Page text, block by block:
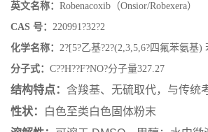
英文名称： Robenacoxib（Onsior/Robexera）
CAS 号： 220991?32?2
化学名称： 2?[5?乙基?2?(2,3,5,6?四氟苯氨基)
分子式： C??H??F?NO?分子量327.27
结构特点： 含羧基、无硫取代，与传统
性状：
白色至类白色固体粉末